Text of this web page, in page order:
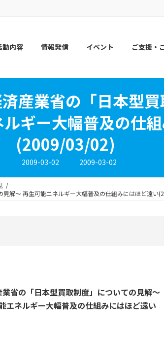
動内容 情報発信 イベント ご支援・
済産業省の「日本型
ギー大幅普及の仕
(2009/03/02)
2009-03-02 最
終
更
日
時
2009-03-02
見解～ 再生可能エネルギー大幅普及の仕組みにはほど遠い
業省の「日本型買取制度」についての見解～
エネルギー大幅普及の仕組みにはほど遠い